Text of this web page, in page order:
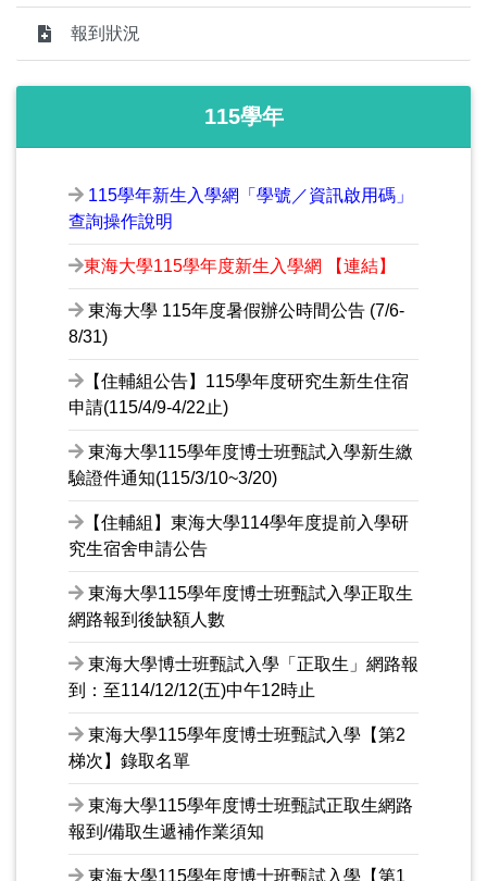
報到狀況
115學年
115學年新生入學網「學號／資訊啟用碼」
查詢操作說明
東海大學115學年度新生入學網 【連結】
東海大學 115年度暑假辦公時間公告 (7/6-
8/31)
【住輔組公告】115學年度研究生新生住宿
申請(115/4/9-4/22止)
東海大學115學年度博士班甄試入學新生繳
驗證件通知(115/3/10~3/20)
【住輔組】東海大學114學年度提前入學研
究生宿舍申請公告
東海大學115學年度博士班甄試入學正取生
網路報到後缺額人數
東海大學博士班甄試入學「正取生」網路報
到：至114/12/12(五)中午12時止
東海大學115學年度博士班甄試入學【第2
梯次】錄取名單
東海大學115學年度博士班甄試正取生網路
報到/備取生遞補作業須知
東海大學115學年度博士班甄試入學【第1